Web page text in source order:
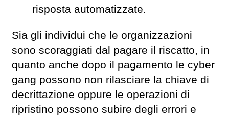
risposta automatizzate.
Sia gli individui che le organizzazioni
sono scoraggiati dal pagare il riscatto, in
quanto anche dopo il pagamento le cyber
gang possono non rilasciare la chiave di
decrittazione oppure le operazioni di
ripristino possono subire degli errori e